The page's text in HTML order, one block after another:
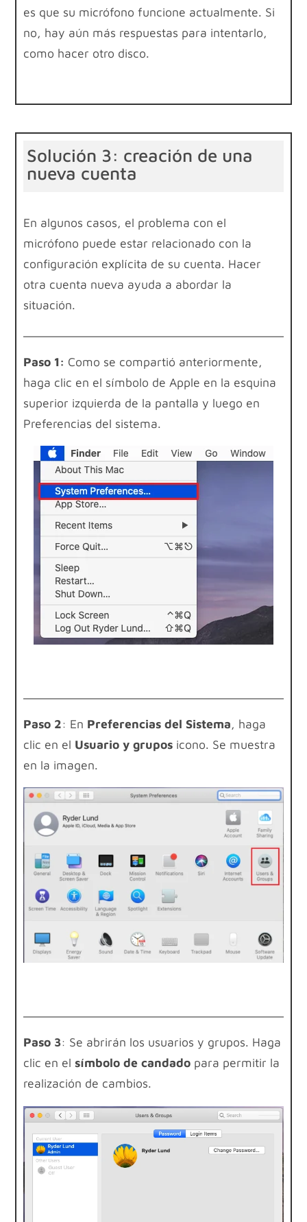
es que su micrófono funcione actualmente. Si
no, hay aún más respuestas para intentarlo,
como hacer otro disco.
Solución 3: creación de una
nueva cuenta
En algunos casos, el problema con el
micrófono puede estar relacionado con la
configuración explícita de su cuenta. Hacer
otra cuenta nueva ayuda a abordar la
situación.
Paso 1: Como se compartió anteriormente,
haga clic en el símbolo de Apple en la esquina
superior izquierda de la pantalla y luego en
Preferencias del sistema.
Paso 2: En Preferencias del Sistema, haga
clic en el Usuario y grupos icono. Se muestra
en la imagen.
Paso 3: Se abrirán los usuarios y grupos. Haga
clic en el símbolo de candado para permitir la
realización de cambios.